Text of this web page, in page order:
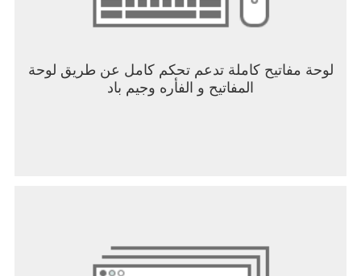
لوحة مفاتيح كاملة تدعم تحكم كامل عن طريق لوحة
المفاتيح و الفأره وجيم باد